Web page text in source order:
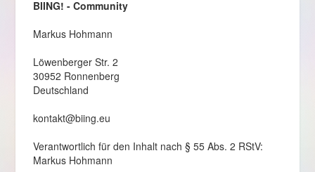
BIING! - Community
Markus Hohmann
Löwenberger Str. 2
30952 Ronnenberg
Deutschland
kontakt@biing.eu
Verantwortlich für den Inhalt nach § 55 Abs. 2 RStV:
Markus Hohmann